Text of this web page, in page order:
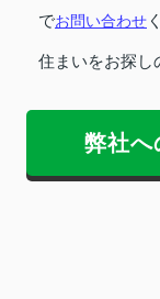
でお問い合わせ
住まいをお探し
弊社へ